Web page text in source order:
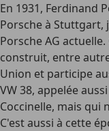
En 1931, Ferdinand
Porsche à Stuttgart,
Porsche AG
construit, entre
Union et participe
VW 38, appelée
Coccinelle, mais qui
C'est aussi à cette